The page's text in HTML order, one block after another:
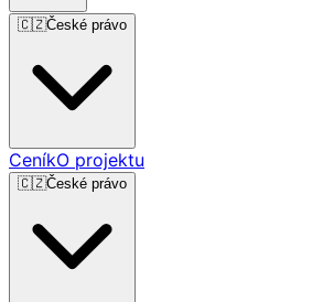
🇨🇿České právo
CeníkO projektu
🇨🇿České právo